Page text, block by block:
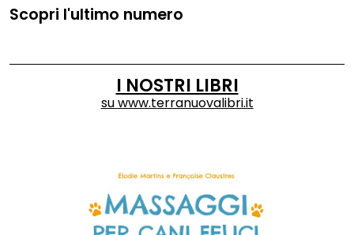
Scopri l'ultimo numero
I NOSTRI LIBRI
suwww.terranuovalibri.it